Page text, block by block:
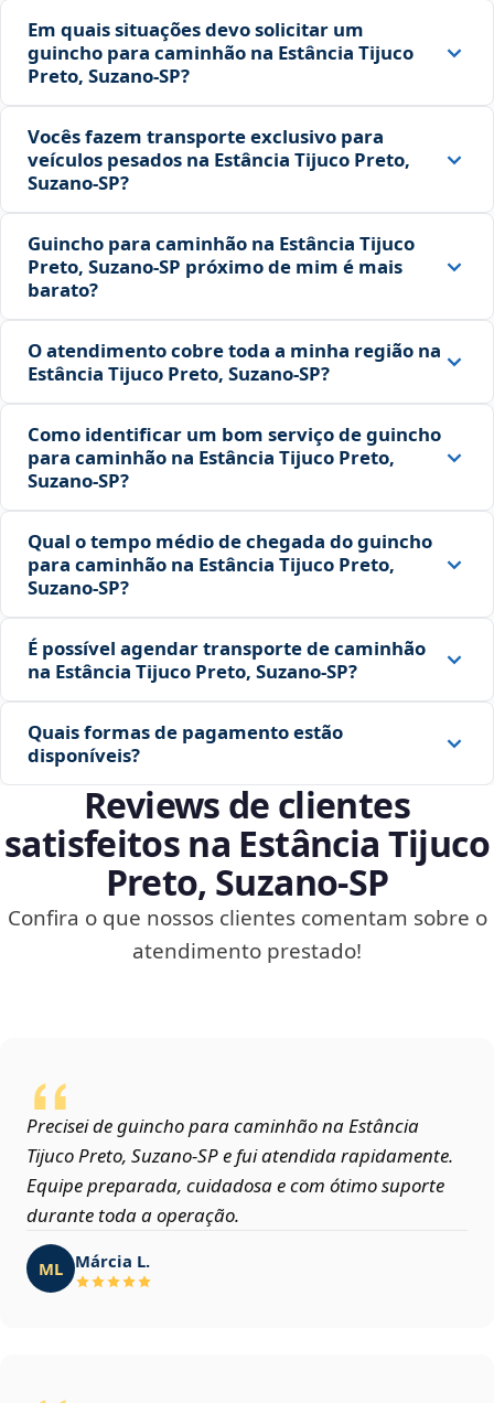
Em quais situações devo solicitar um
guincho para caminhão na Estância Tijuco
Preto, Suzano‑SP?
Vocês fazem transporte exclusivo para
veículos pesados na Estância Tijuco Preto,
Suzano‑SP?
Guincho para caminhão na Estância Tijuco
Preto, Suzano‑SP próximo de mim é mais
barato?
O atendimento cobre toda a minha região na
Estância Tijuco Preto, Suzano‑SP?
Como identificar um bom serviço de guincho
para caminhão na Estância Tijuco Preto,
Suzano‑SP?
Qual o tempo médio de chegada do guincho
para caminhão na Estância Tijuco Preto,
Suzano‑SP?
É possível agendar transporte de caminhão
na Estância Tijuco Preto, Suzano‑SP?
Quais formas de pagamento estão
disponíveis?
Reviews de clientes
satisfeitos na Estância Tijuco
Preto, Suzano‑SP
Confira o que nossos clientes comentam sobre o
atendimento prestado!
Precisei de guincho para caminhão na Estância
Tijuco Preto, Suzano‑SP e fui atendida rapidamente.
Equipe preparada, cuidadosa e com ótimo suporte
durante toda a operação.
ML Márcia L.